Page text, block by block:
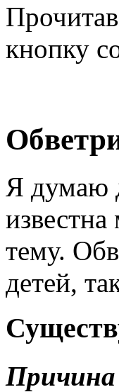
кнопку
Я думаю
тему.
детей,